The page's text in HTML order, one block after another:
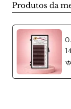
Produtos da